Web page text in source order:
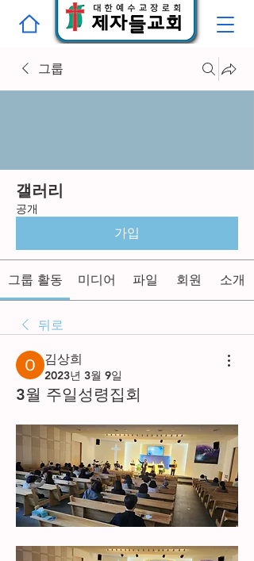
그룹
갤러리
공개
가입
그룹 활동 미디어 파일 회원 소개
뒤로
김상희
2023년 3월 9일
3월 주일성령집회